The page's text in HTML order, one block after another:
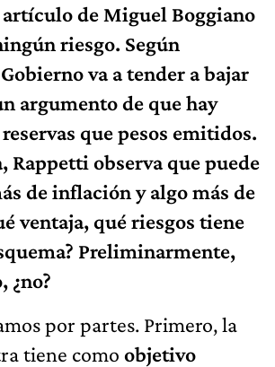
de Miguel Boggiano
riesgo. Según
va a tender a bajar
argumento de que hay
que pesos emitidos.
Rappetti observa que puede
de inflación y algo más de
ventaja, qué riesgos tiene
Preliminarmente,
¿no?
por partes. Primero, la
tiene como objetivo